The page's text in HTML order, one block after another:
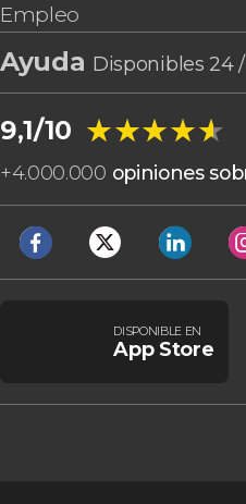
Empleo
Ayuda Disponibles 24
9,1/10 ★★★★★
★★★★★
+4.000.000 opiniones
DISPONIBLE EN
App Store